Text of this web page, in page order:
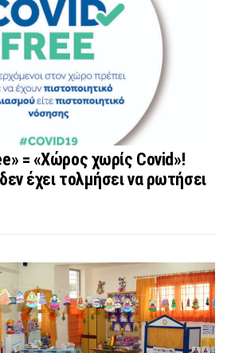
= «Χώρος χωρίς Covid»!
έχει τολμήσει να ρωτήσει